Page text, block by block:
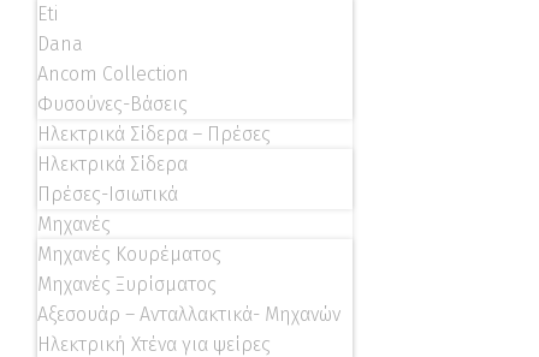
Eti
Dana
Ancom Collection
Φυσούνες-Βάσεις
Ηλεκτρικά Σίδερα – Πρέσες
Ηλεκτρικά Σίδερα
Πρέσες-Ισιωτικά
Μηχανές
Μηχανές Κουρέματος
Μηχανές Ξυρίσματος
Αξεσουάρ – Ανταλλακτικά- Μηχανών
Ηλεκτρική Χτένα για ψείρες